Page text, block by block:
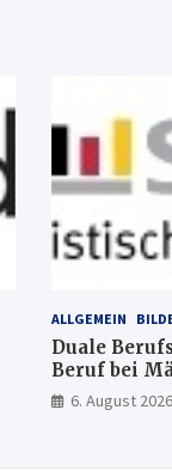
ALLGEMEIN
Duale
Beruf bei
6. August 2026